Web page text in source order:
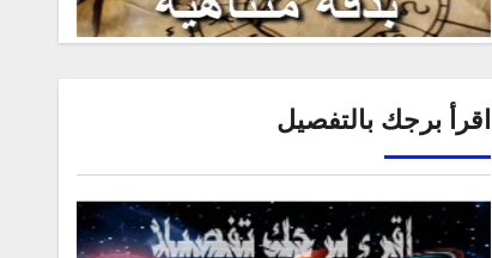
اقرأ برجك بالتفصيل